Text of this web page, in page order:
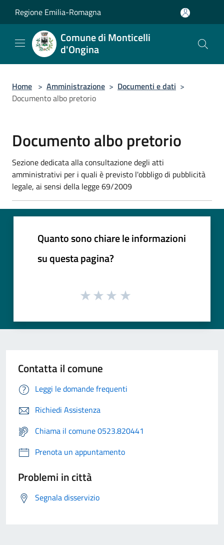
Regione Emilia-Romagna
Comune di Monticelli
d'Ongina
Home > Amministrazione > Documenti e dati >
Documento albo pretorio
Documento albo pretorio
Sezione dedicata alla consultazione degli atti
amministrativi per i quali è previsto l'obbligo di pubblicità
legale, ai sensi della legge 69/2009
Quanto sono chiare le informazioni
su questa pagina?
Contatta il comune
Leggi le domande frequenti
Richiedi Assistenza
Chiama il comune 0523.820441
Prenota un appuntamento
Problemi in città
Segnala disservizio